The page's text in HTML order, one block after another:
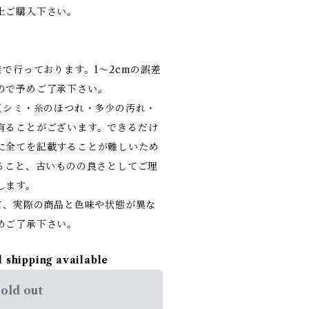
購入下さい。
行っております。1～2cmの誤差
予めご了承下さい。
ミ・糸のほつれ・多少の汚れ・
ることがございます。できるだけ
てを記載することが難しいため
と、古いものの良さとしてご理
す。
実際の商品と色味や状態が異な
了承下さい。
available
out